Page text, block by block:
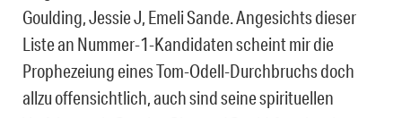
Goulding, Jessie J, Emeli Sande. Angesichts dieser
Liste an Nummer-1-Kandidaten scheint mir die
Prophezeiung eines Tom-Odell-Durchbruchs doch
allzu offensichtlich, auch sind seine spirituellen